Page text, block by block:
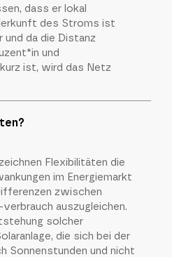
dass er lokal
des Stroms ist
und da die Distanz
und
ist, wird das Netz
Flexibilitäten die
im Energiemarkt
zwischen
auszugleichen.
solcher
die sich bei der
Sonnenstunden und nicht